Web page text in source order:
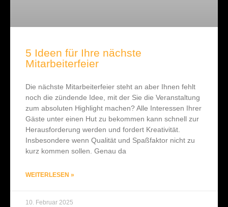
5 Ideen für Ihre nächste
Mitarbeiterfeier
Die nächste Mitarbeiterfeier steht an aber Ihnen fehlt
noch die zündende Idee, mit der Sie die Veranstaltung
zum absoluten Highlight machen? Alle Interessen Ihrer
Gäste unter einen Hut zu bekommen kann schnell zur
Herausforderung werden und fordert Kreativität.
Insbesondere wenn Qualität und Spaßfaktor nicht zu
kurz kommen sollen. Genau da
WEITERLESEN »
10. Februar 2025